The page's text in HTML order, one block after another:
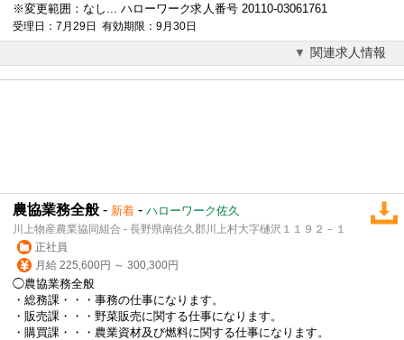
※変更範囲：なし... ハローワーク求人番号 20110-03061761
受理日：7月29日 有効期限：9月30日
関連求人情報
農協業務全般 - 新着 - ハローワーク佐久
川上物産農業協同組合 - 長野県南佐久郡川上村大字樋沢１１９２－１
正社員
月給 225,600円 ～ 300,300円
◯農協業務全般
・総務課・・・事務の仕事になります。
・販売課・・・野菜販売に関する仕事になります。
・購買課・・・農業資材及び燃料に関する仕事になります。